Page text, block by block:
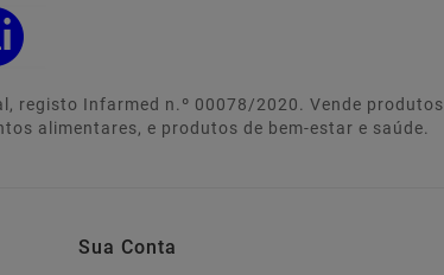
registo Infarmed n.º 00078/2020. Vende produtos
alimentares, e produtos de bem-estar e saúde.
Sua Conta